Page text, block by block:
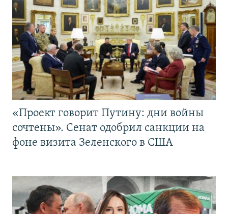
«Проект говорит Путину: дни войны
сочтены». Сенат одобрил санкции на
фоне визита Зеленского в США